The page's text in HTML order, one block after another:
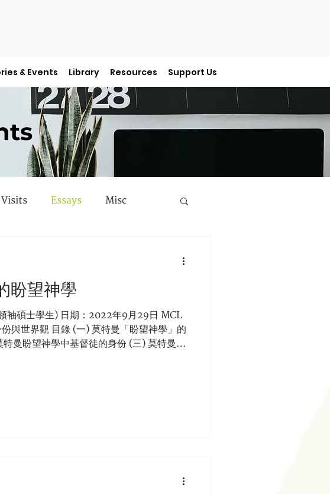
& Events Library Resources Support Us
Essays Misc
盼望神學
袖碩士學生) 日期：2022年9月29日 MCL
與世界觀 目錄 (一) 莫特曼「盼望神學」的
特曼盼望神學中基督徒的身份 (三) 莫特曼盼